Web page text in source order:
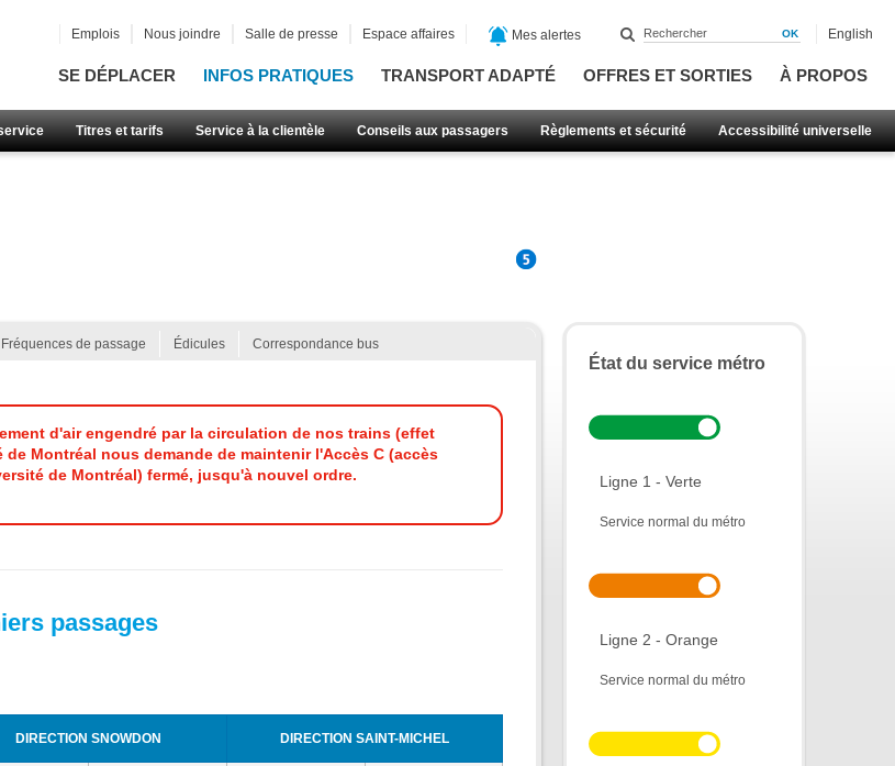
SE DÉPLACER INFOS PRATIQUES TRANSPORT ADAPTÉ OFFRES ET SORTIES À PROPOS
Titres et tarifs Service à la clientèle Conseils aux passagers Règlements et sécurité Accessibilité universelle
Emplois Nous joindre Salle de presse Espace affaires Mes alertes English
Fréquences de passage Édicules Correspondance bus
d'air engendré par la circulation de nos trains (effet
Montréal nous demande de maintenir l'Accès C (accès
de Montréal) fermé, jusqu'à nouvel ordre.
passages
DIRECTION SNOWDON DIRECTION SAINT-MICHEL
État du service métro
Ligne 1 - Verte
Service normal du métro
Ligne 2 - Orange
Service normal du métro